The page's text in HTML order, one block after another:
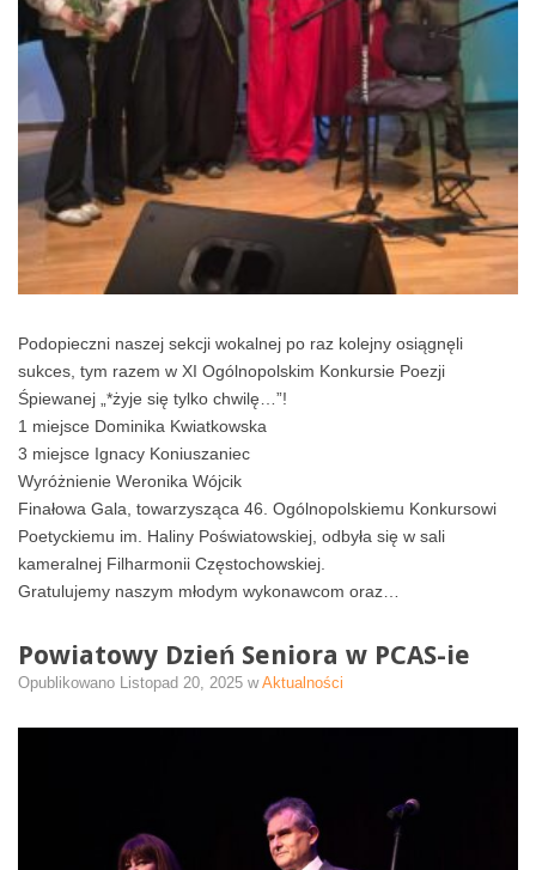
Podopieczni naszej sekcji wokalnej po raz kolejny osiągnęli
sukces, tym razem w XI Ogólnopolskim Konkursie Poezji
Śpiewanej „*żyje się tylko chwilę…”!
1 miejsce Dominika Kwiatkowska
3 miejsce Ignacy Koniuszaniec
Wyróżnienie Weronika Wójcik
Finałowa Gala, towarzysząca 46. Ogólnopolskiemu Konkursowi
Poetyckiemu im. Haliny Poświatowskiej, odbyła się w sali
kameralnej Filharmonii Częstochowskiej.
Gratulujemy naszym młodym wykonawcom oraz…
Powiatowy Dzień Seniora w PCAS-ie
Opublikowano Listopad 20, 2025 wAktualności